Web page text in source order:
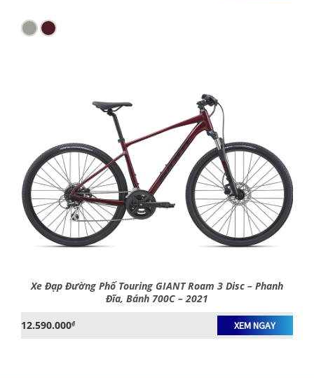
Xe Đạp Đường Phố Touring GIANT Roam 3 Disc – Phanh
Đĩa, Bánh 700C – 2021
12.590.000₫ XEM NGAY